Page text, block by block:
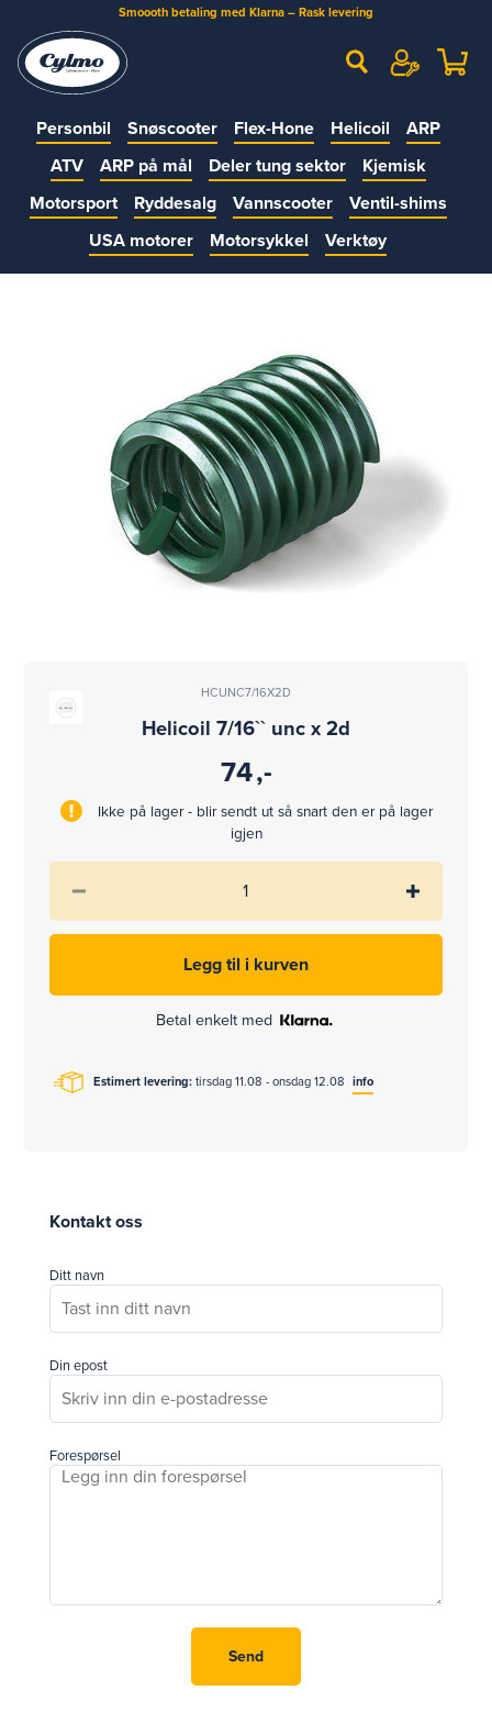
Smoooth betaling med Klarna – Rask levering
Personbil Snøscooter Flex-Hone Helicoil
ARP
ATV
ARP på mål Deler tung sektor
Kjemisk
Motorsport
Ryddesalg Vannscooter
Ventil-shims
USA motorer
Motorsykkel Verktøy
HCUNC7/16X2D
Helicoil 7/16`` unc x 2d
74,-
Ikke på lager - blir sendt ut så snart den er på lager
igjen
Betal enkelt med
Estimert levering: tirsdag 11.08 - onsdag 12.08 info
Kontakt oss
Ditt navn
Din epost
Forespørsel